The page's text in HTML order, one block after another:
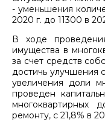
- уменьшения
2020 г. до 11300 в
В ходе
имущества в
за счет средств
достичь улучшения
увеличения доли
проведен
многоквартирных
ремонту, с 21,8% в